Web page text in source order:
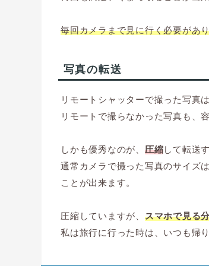
毎回カメラまで見に行く必要があ
写真の転送
リモートシャッターで撮った写真
リモートで撮らなかった写真も、
しかも優秀なのが、 圧縮して転送
通常カメラで撮った写真のサイズは
ことが出来ます。
圧縮していますが、 スマホで見る
私は旅行に行った時は、いつも帰